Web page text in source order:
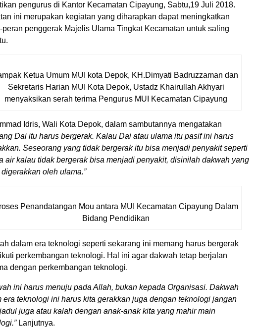
pengurus di Kantor Kecamatan Cipayung, Sabtu,19 Juli 2018.
ini merupakan kegiatan yang diharapkan dapat meningkatkan
peran penggerak Majelis Ulama Tingkat Kecamatan untuk saling
Ketua Umum MUI kota Depok, KH.Dimyati Badruzzaman dan
Sekretaris Harian MUI Kota Depok, Ustadz Khairullah Akhyari
menyaksikan serah terima Pengurus MUI Kecamatan Cipayung
Idris, Wali Kota Depok, dalam sambutannya mengatakan
Dai itu harus bergerak. Kalau Dai atau ulama itu pasif ini harus
Seseorang yang tidak bergerak itu bisa menjadi penyakit seperti
air kalau tidak bergerak bisa menjadi penyakit, disinilah dakwah yang
oleh ulama.”
Penandatangan Mou antara MUI Kecamatan Cipayung Dalam
Bidang Pendidikan
dalam era teknologi seperti sekarang ini memang harus bergerak
perkembangan teknologi. Hal ini agar dakwah tetap berjalan
dengan perkembangan teknologi.
ini harus menuju pada Allah, bukan kepada Organisasi. Dakwah
era teknologi ini harus kita gerakkan juga dengan teknologi jangan
juga atau kalah dengan anak-anak kita yang mahir main
Lanjutnya.